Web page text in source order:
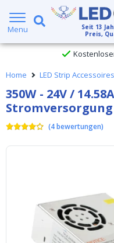
Menu Seit 13
Preis,
Heute bestellt,
Home LED Strip Accessoires
350W - 24V /
(4bewertungen)